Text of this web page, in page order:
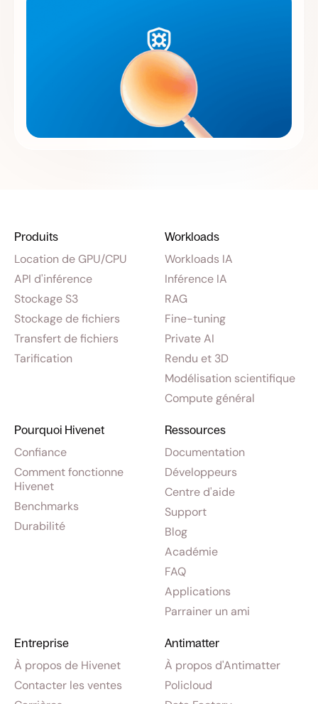
Produits
Location de GPU/CPU
API d'inférence
Stockage S3
Stockage de fichiers
Transfert de fichiers
Tarification
Workloads
Workloads IA
Inférence IA
RAG
Fine-tuning
Private AI
Rendu et 3D
Modélisation scientifique
Compute général
Pourquoi Hivenet
Confiance
Comment fonctionne
Hivenet
Benchmarks
Durabilité
Ressources
Documentation
Développeurs
Centre d'aide
Support
Blog
Académie
FAQ
Applications
Parrainer un ami
Entreprise
À propos de Hivenet
Contacter les ventes
Antimatter
À propos d'Antimatter
Policloud